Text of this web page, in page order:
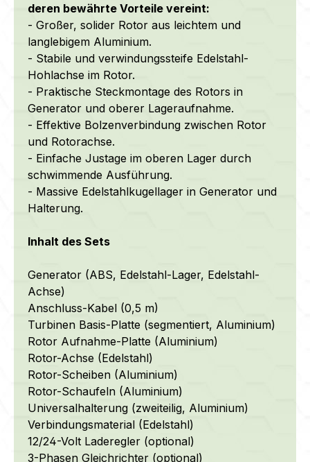
deren bewährte Vorteile vereint:
- Großer, solider Rotor aus leichtem und
langlebigem Aluminium.
- Stabile und verwindungssteife Edelstahl-
Hohlachse im Rotor.
- Praktische Steckmontage des Rotors in
Generator und oberer Lageraufnahme.
- Effektive Bolzenverbindung zwischen Rotor
und Rotorachse.
- Einfache Justage im oberen Lager durch
schwimmende Ausführung.
- Massive Edelstahlkugellager in Generator und
Halterung.
Inhalt des Sets
Generator (ABS, Edelstahl-Lager, Edelstahl-
Achse)
Anschluss-Kabel (0,5 m)
Turbinen Basis-Platte (segmentiert, Aluminium)
Rotor Aufnahme-Platte (Aluminium)
Rotor-Achse (Edelstahl)
Rotor-Scheiben (Aluminium)
Rotor-Schaufeln (Aluminium)
Universalhalterung (zweiteilig, Aluminium)
Verbindungsmaterial (Edelstahl)
12/24-Volt Laderegler (optional)
3-Phasen Gleichrichter (optional)